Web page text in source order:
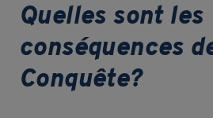
Quelles sont les
conséquences
Conquête?